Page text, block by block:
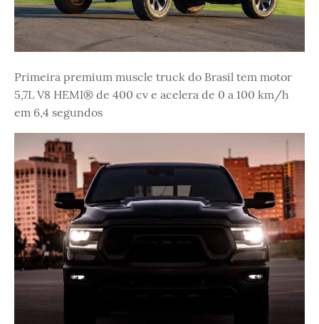
Primeira premium muscle truck do Brasil tem motor
5,7L V8 HEMI® de 400 cv e acelera de 0 a 100 km/h
em 6,4 segundos